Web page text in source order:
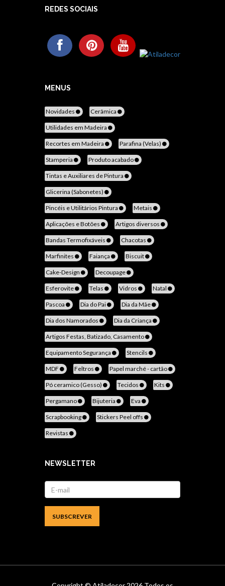
REDES SOCIAIS
MENUS
Novidades Cerâmica
Utilidades em Madeira
Recortes em Madeira Parafina (Velas)
Stamperia Produto acabado
Tintas e Auxiliares de Pintura
Glicerina (Sabonetes)
Pincéis e Utilitários Pintura Metais
Aplicações e Botões Artigos diversos
Bandas Termofixáveis Chacotas
Marfinites Faiança Biscuit
Cake-Design Decoupage
Esferovite Telas Vidros Natal
Pascoa Dia do Pai Dia da Mãe
Dia dos Namorados Dia da Criança
Artigos Festas, Batizado, Casamento
Equipamento Segurança Stencils
MDF Feltros Papel marché - cartão
Pó ceramico (Gesso) Tecidos Kits
Pergamano Bijuteria Eva
Scrapbooking Stickers Peel offs
Revistas
NEWSLETTER